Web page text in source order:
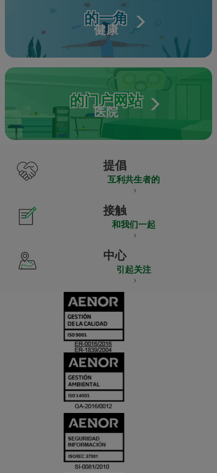
的一角
健康
的门户网站
医院
提倡
互利共生者的
接触
和我们一起
中心
引起关注